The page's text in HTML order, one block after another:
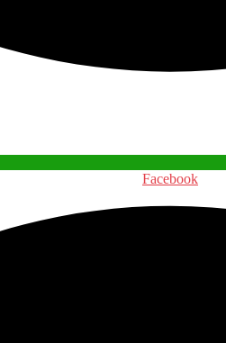
Facebook